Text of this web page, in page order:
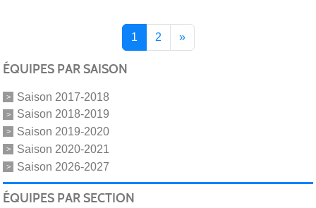
1 2 »
ÉQUIPES PAR SAISON
Saison 2017-2018
Saison 2018-2019
Saison 2019-2020
Saison 2020-2021
Saison 2026-2027
ÉQUIPES PAR SECTION